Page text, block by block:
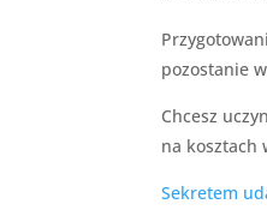
pozostanie
Chcesz
na kosztach
Sekretem